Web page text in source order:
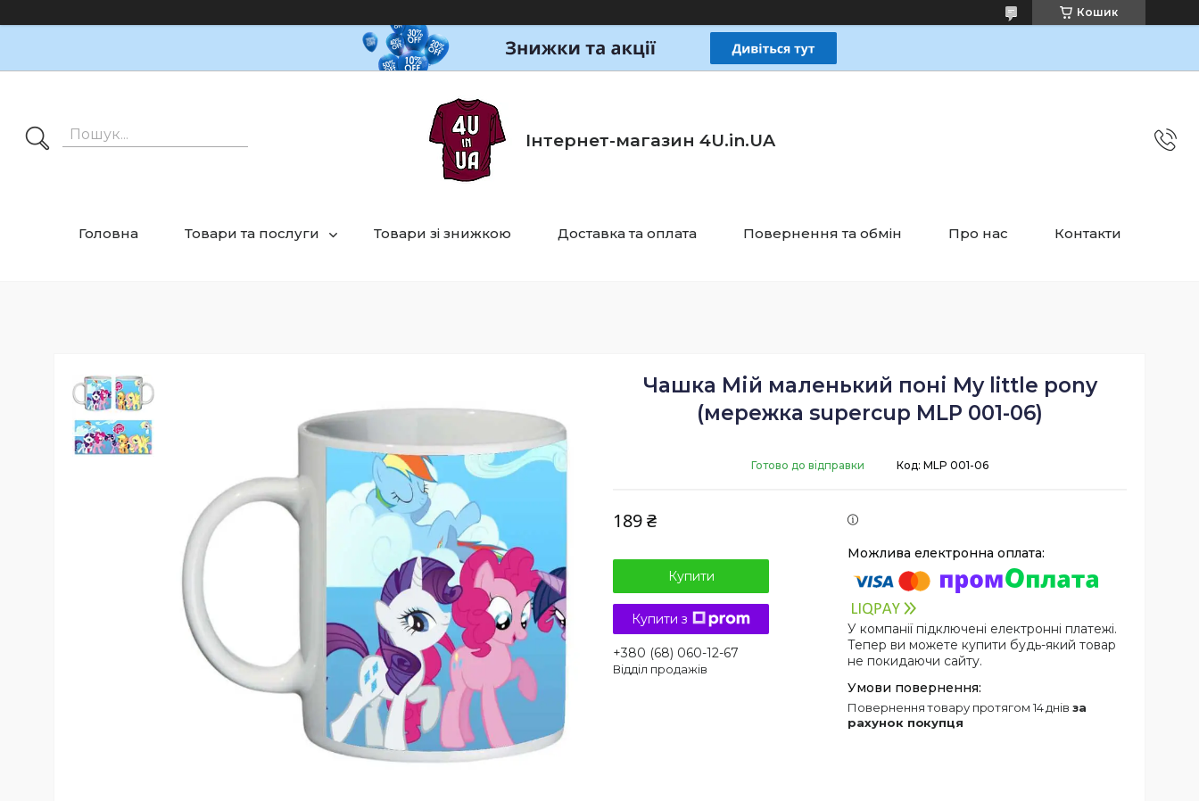
Кошик
Інтернет-магазин 4U.in.UA
Головна Товари та послуги Товари зі знижкою Доставка та оплата Повернення та обмін Про нас Контакти
Чашка Мій маленький поні My little pony
(мережка supercup MLP 001-06)
Готово до відправки Код: MLP 001-06
189 ₴
Купити
Купити з
+380 (68) 060-12-67
Відділ продажів
У компанії підключені електронні платежі.
Тепер ви можете купити будь-який товар
не покидаючи сайту.
повернення товару протягом 14 днів за
рахунок покупця